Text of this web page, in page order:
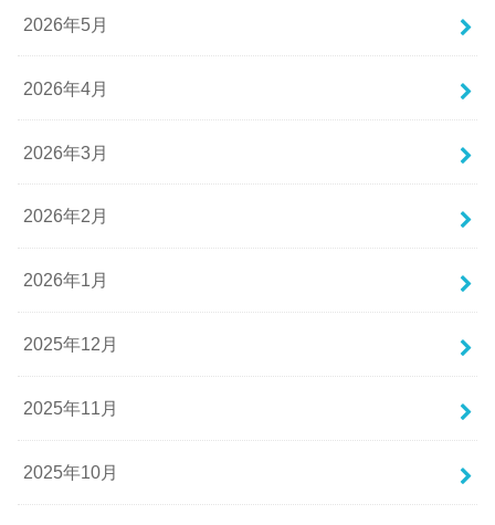
2026年5月
2026年4月
2026年3月
2026年2月
2026年1月
2025年12月
2025年11月
2025年10月